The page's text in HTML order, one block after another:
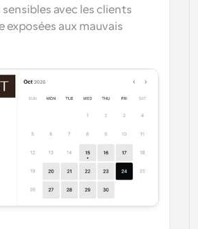
avec les clients
exposées aux mauvais